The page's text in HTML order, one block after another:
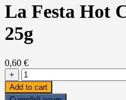
La Festa Hot
25g
0,60 €
+
La
Festa
Hot
Add to cart